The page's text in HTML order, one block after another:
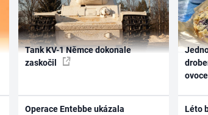
Tank KV-1 Němce dokonale
zaskočil
Operace Entebbe ukázala
ovoce
Léto